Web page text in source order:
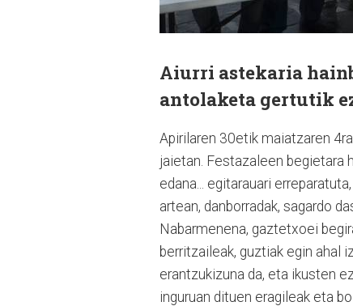
Aiurri astekaria
antolaketa gertutik
Apirilaren 30etik maiatzaren
jaietan. Festazaleen begietara
edana... egitarauari
artean, danborradak, sagardo
Nabarmenena, gaztetxoei
berritzaileak, guztiak egin ahal
erantzukizuna da, eta ikusten
inguruan dituen eragileak eta